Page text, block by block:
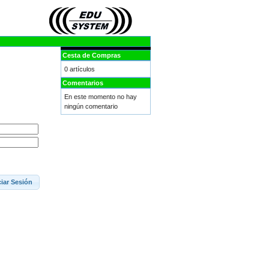
Sesión
Cesta de Compras
0 artículos
Comentarios
En este momento no hay
ningún comentario